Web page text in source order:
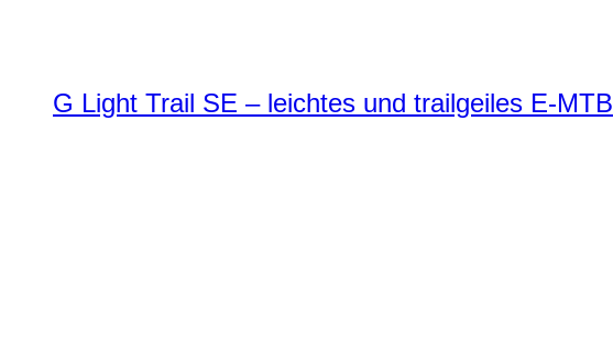
G Light Trail SE – leichtes und trailgeiles E-MTB